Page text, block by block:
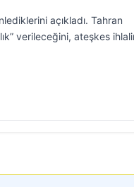
açıkladı. Tahran
verileceğini, ateşkes